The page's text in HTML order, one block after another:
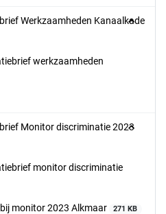
Werkzaamheden Kanaalkade
werkzaamheden
Monitor discriminatie 2023
monitor discriminatie
monitor 2023 Alkmaar 271 KB